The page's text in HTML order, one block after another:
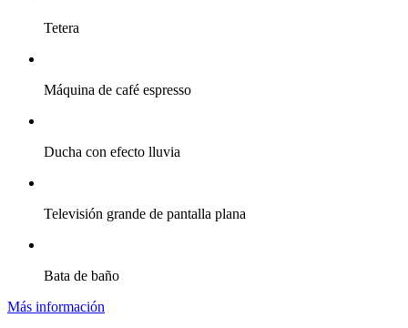
Tetera
Máquina de café espresso
Ducha con efecto lluvia
Televisión grande de pantalla plana
Bata de baño
Más información